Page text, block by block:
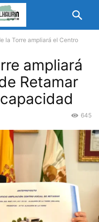
la Torre ampliará el Centro
ampliará
Retamar
645